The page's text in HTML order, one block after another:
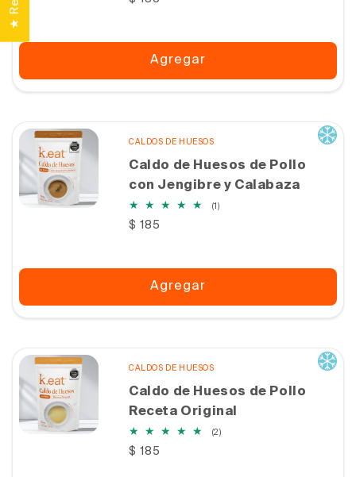
Agregar
CALDOS DE HUESOS
Caldo de Huesos de Pollo
con Jengibre y Calabaza
(1)1
Precio
$ 185
Agregar
CALDOS DE HUESOS
Caldo de Huesos de Pollo
Receta Original
(2)2
Precio
$ 185